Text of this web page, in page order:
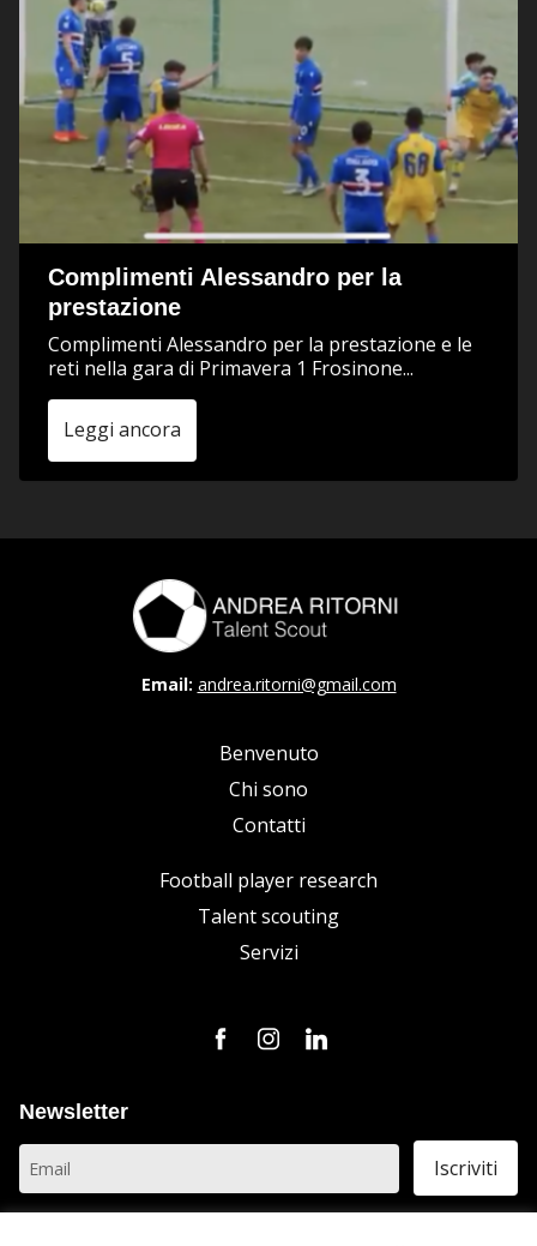
Complimenti Alessandro per la
prestazione
Complimenti Alessandro per la prestazione e le
reti nella gara di Primavera 1 Frosinone...
Leggi ancora
Email: andrea.ritorni@gmail.com
Benvenuto
Chi sono
Contatti
Football player research
Talent scouting
Servizi
Newsletter